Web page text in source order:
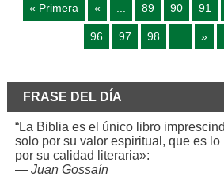
« Primera « 89 90 91
96 97 98 »
FRASE DEL DÍA
“La Biblia es el único libro
solo por su valor espiritual, que es
por su calidad literaria»:
— Juan Gossaín